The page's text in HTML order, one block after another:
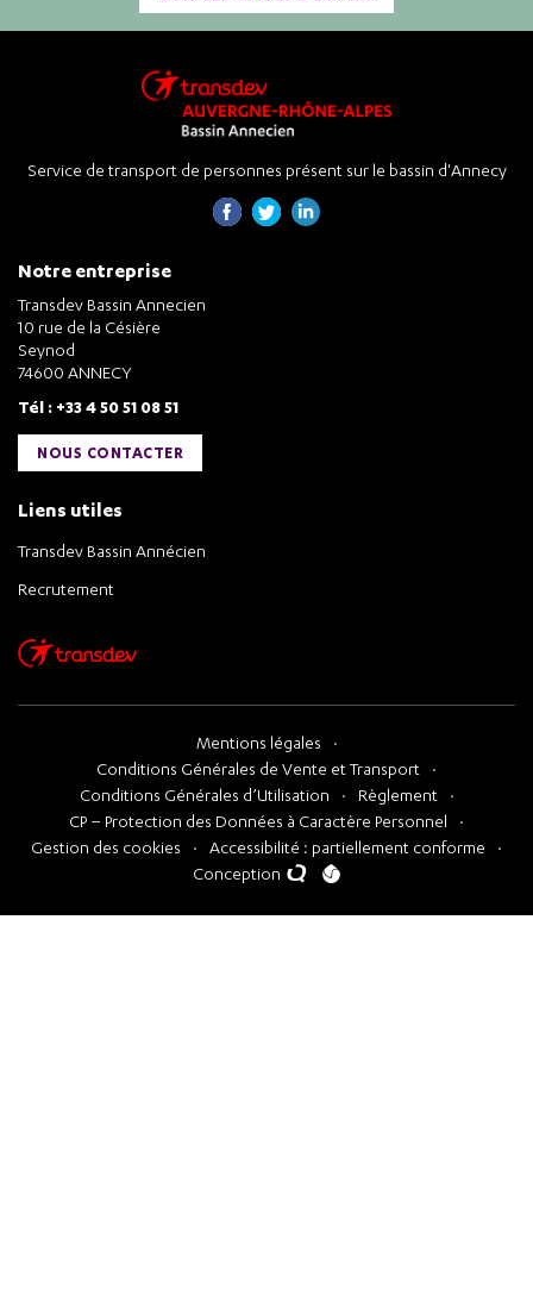
Service de transport de personnes présent sur le bassin d'Annecy
Notre entreprise
Transdev Bassin Annecien
10 rue de la Césière
Seynod
74600 ANNECY
Tél : +33 4 50 51 08 51
NOUS CONTACTER
Liens utiles
Transdev Bassin Annécien
Recrutement
Mentions légales
Conditions Générales de Vente et Transport
Conditions Générales d’Utilisation
Règlement
CP – Protection des Données à Caractère Personnel
Gestion des cookies
Accessibilité : partiellement conforme
Conception